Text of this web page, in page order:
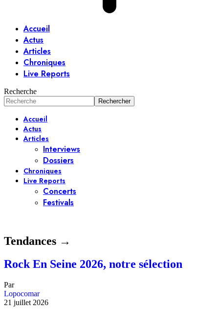
Accueil
Actus
Articles
Chroniques
Live Reports
Recherche
Accueil
Actus
Articles
Interviews
Dossiers
Chroniques
Live Reports
Concerts
Festivals
Tendances →
Rock En Seine 2026, notre sélection
Par
Lopocomar
21 juillet 2026